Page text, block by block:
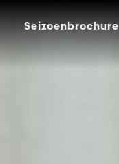
Seizoenbrochure